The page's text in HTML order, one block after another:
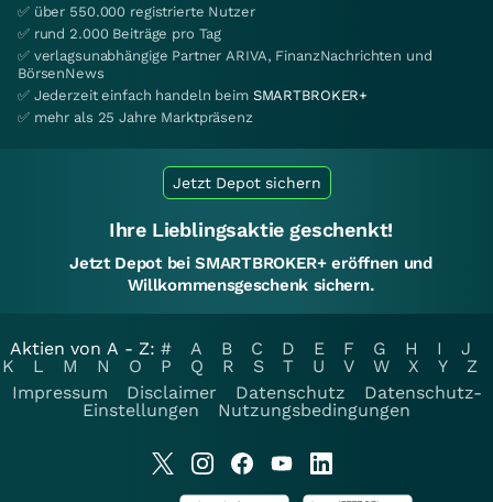
✅ über 550.000 registrierte Nutzer
✅ rund 2.000 Beiträge pro Tag
✅ verlagsunabhängige Partner ARIVA, FinanzNachrichten und
BörsenNews
✅ Jederzeit einfach handeln beim SMARTBROKER+
✅ mehr als 25 Jahre Marktpräsenz
Jetzt Depot sichern
Ihre Lieblingsaktie geschenkt!
Jetzt Depot bei SMARTBROKER+ eröffnen und
Willkommensgeschenk sichern.
Aktien von A - Z: # A B C D E F G H I
J
K
L M N O P Q R S T U V W X Y
Z
Impressum
Disclaimer Datenschutz
Datenschutz-
Einstellungen
Nutzungsbedingungen